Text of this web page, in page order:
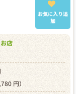
お気に入り追
加
店
円）